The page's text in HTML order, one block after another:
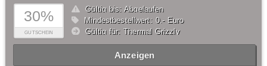
30%
GUTSCHEIN
Gültig bis: Abgelaufen
Mindestbestellwert: 0,- Euro
Gültig für: Thermal Grizzly
Anzeigen